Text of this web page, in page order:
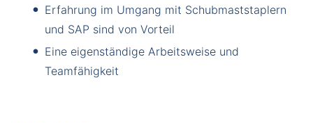
Erfahrung im Umgang mit Schubmaststaplern
und SAP sind von Vorteil
Eine eigenständige Arbeitsweise und
Teamfähigkeit